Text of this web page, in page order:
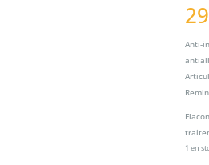
Anti-
1 en